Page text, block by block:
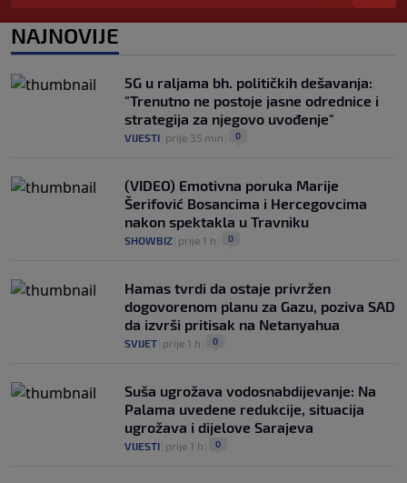
NOGOMET|prije 2 h| 0
NAJNOVIJE
5G u raljama bh. političkih dešavanja:
"Trenutno ne postoje jasne odrednice i
strategija za njegovo uvođenje"
VIJESTI prije 35 min 0
(VIDEO) Emotivna poruka Marije
Šerifović Bosancima i Hercegovcima
nakon spektakla u Travniku
SHOWBIZ prije 1 h 0
Hamas tvrdi da ostaje privržen
dogovorenom planu za Gazu, poziva SAD
da izvrši pritisak na Netanyahua
SVIJET prije 1 h 0
Suša ugrožava vodosnabdijevanje: Na
Palama uvedene redukcije, situacija
ugrožava i dijelove Sarajeva
VIJESTI prije 1 h 0